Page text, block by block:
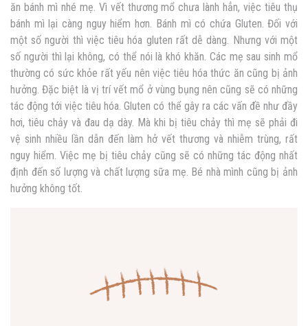
ăn bánh mì nhé mẹ. Vì vết thương mổ chưa lành hẳn, việc tiêu thụ
bánh mì lại càng nguy hiểm hơn. Bánh mì có chứa Gluten. Đối với
một số người thì việc tiêu hóa gluten rất dễ dàng. Nhưng với một
số người thì lại không, có thể nói là khó khăn. Các mẹ sau sinh mổ
thường có sức khỏe rất yếu nên việc tiêu hóa thức ăn cũng bị ảnh
hưởng. Đặc biệt là vị trí vết mổ ở vùng bụng nên cũng sẽ có những
tác động tới việc tiêu hóa. Gluten có thể gây ra các vấn đề như đầy
hơi, tiêu chảy và đau dạ dày. Mà khi bị tiêu chảy thì mẹ sẽ phải đi
vệ sinh nhiều lần dẫn đến làm hở vết thương và nhiễm trùng, rất
nguy hiểm. Việc mẹ bị tiêu chảy cũng sẽ có những tác động nhất
định đến số lượng và chất lượng sữa mẹ. Bé nhà mình cũng bị ảnh
hưởng không tốt.